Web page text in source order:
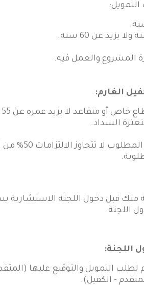
المشروع والعمل فيه.
الغارم:
أو متقاعد لا يزيد عمره عن 55 سنة.
السداد.
الراتب بما فيها الالتزامات الناشئة عن باب رزق جميل.
قبل دخول اللجنة الاستشارية
اللجنة.
اللجنة:
لطلب التمويل والتوقيع عليها
- الكفيل).